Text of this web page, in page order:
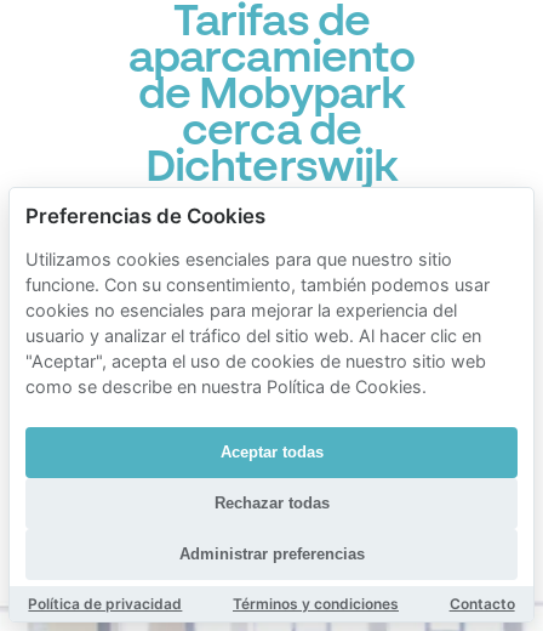
Tarifas de
aparcamiento
de Mobypark
cerca de
Dichterswijk
Tiempo de aparcamiento
1 hora de aparcamiento
desde€ 2.00
24 horas de aparcamiento
desde € 18.40
1 semana de aparcamiento
desde€ 120.00
1 mes de aparcamiento
Duración mín. 1 hora
Preferencias de Cookies
Utilizamos cookies esenciales para que nuestro sitio
funcione. Con su consentimiento, también podemos usar
cookies no esenciales para mejorar la experiencia del
usuario y analizar el tráfico del sitio web. Al hacer clic en
"Aceptar", acepta el uso de cookies de nuestro sitio web
como se describe en nuestra Política de Cookies.
Aceptar todas
Rechazar todas
Administrar preferencias
Política de privacidad Términos y condiciones Contacto